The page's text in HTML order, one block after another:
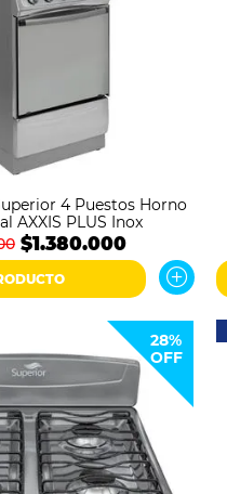
4 Puestos Horno
AXXIS PLUS Inox
$1.380.000
28%
OFF